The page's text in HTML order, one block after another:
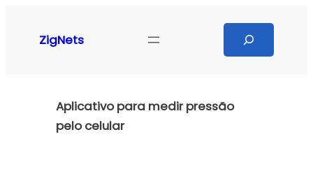
ZigNets
Aplicativo para medir pressão
pelo celular